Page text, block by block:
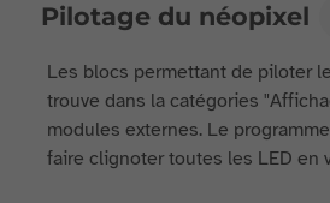
Pilotage du néopixel
Les blocs permettant de piloter
trouve dans la catégories
modules externes. Le
faire clignoter toutes les LED en